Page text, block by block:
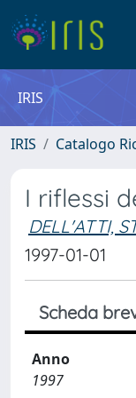
IRIS
IRIS Catalogo
I riflessi
DELL'ATTI,
1997-01-01
Scheda
Anno
1997